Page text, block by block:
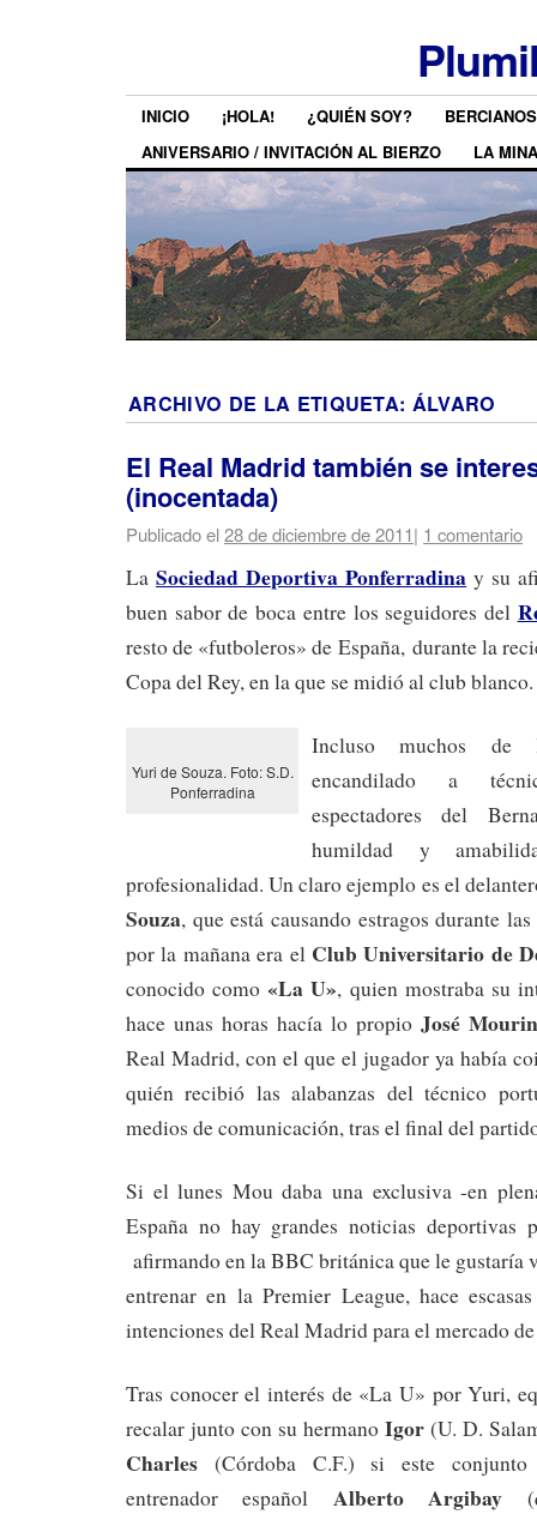
INICIO ¡HOLA! ¿QUIÉN SOY?
ANIVERSARIO / INVITACIÓN AL BIERZO
LA MINA
ARCHIVO DE LA ETIQUETA: ÁLVARO
El Real Madrid también se
(inocentada)
Publicado el28 de diciembre de 2011| 1 comentario
LaSociedad Deportiva Ponferradina y su
buen sabor de boca entre los seguidores del
resto de «futboleros» de España, durante la
Copa del Rey, en la que se midió al club blanco.
Yuri de Souza. Foto: S.D.
Ponferradina
Incluso muchos de
encandilado a
espectadores del
humildad y
profesionalidad. Un claro ejemplo es el
Souza, que está causando estragos durante
por la mañana era el Club Universitario de
conocido como«La U», quien mostraba su
hace unas horas hacía lo propioJosé
Real Madrid, con el que el jugador ya había
quién recibió las alabanzas del técnico
medios de comunicación, tras el final del
Si el lunes Mou daba una exclusiva -en
España no hay grandes noticias deportivas
afirmando en la BBC británica que le gustaría
entrenar en la Premier League, hace
intenciones del Real Madrid para el mercado
Tras conocer el interés de «La U» por Yuri,
recalar junto con su hermano Igor(U. D.
Charles (Córdoba C.F.) si este
entrenador español Alberto Argibay